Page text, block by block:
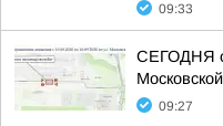
09:33
СЕГОДНЯ
Московской
09:27